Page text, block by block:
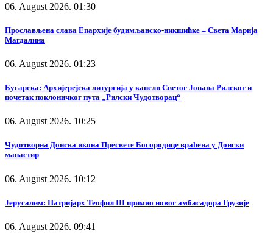
06. August 2026. 01:30
Прослављена слава Епархије будимљанско-никшићке – Света Марија
Магдалина
06. August 2026. 01:23
Бугарска: Архијерејска литургија у капели Светог Јована Рилског и
почетак поклоничког пута „Рилски Чудотворац“
06. August 2026. 10:25
Чудотворна Донска икона Пресвете Богородице враћена у Донски
манастир
06. August 2026. 10:12
Јерусалим: Патријарх Теофил III примио новог амбасадора Грузије
06. August 2026. 09:41